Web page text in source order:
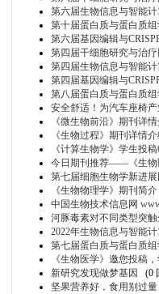
第六届生物信息与智能
第十届蛋白质与蛋白质组
第六届基因编辑与
第四届干细胞研究与治疗
第四届生物信息与智能
第四届基因编辑与
第八届蛋白质与蛋白质组
安全舒适！为汽车座椅
《微生物前沿》期刊详
《生物过程》期刊详情介
《计算生物学》学生投
今日期刊推荐——《生物
第七届细胞生物学新进
《生物物理学》期刊简介
中国生物技术信息网
河豚毒素对不同类型突
2022年生物信息与智能
第七届蛋白质与蛋白质组
《生物医学》邀您投稿
新研究发现做梦基因
(0
坚果营养好，食用别过量